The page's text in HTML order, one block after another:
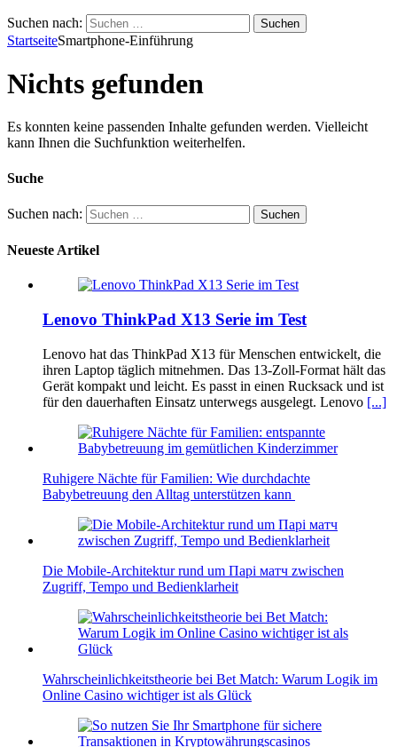
Suchen nach:
StartseiteSmartphone-Einführung
Nichts gefunden
Es konnten keine passenden Inhalte gefunden werden. Vielleicht
kann Ihnen die Suchfunktion weiterhelfen.
Suche
Suchen nach:
Neueste Artikel
Lenovo ThinkPad X13 Serie im Test
Lenovo hat das ThinkPad X13 für Menschen entwickelt, die
ihren Laptop täglich mitnehmen. Das 13-Zoll-Format hält das
Gerät kompakt und leicht. Es passt in einen Rucksack und ist
für den dauerhaften Einsatz unterwegs ausgelegt. Lenovo [...]
Ruhigere Nächte für Familien: Wie durchdachte
Babybetreuung den Alltag unterstützen kann
Die Mobile-Architektur rund um Парі матч zwischen
Zugriff, Tempo und Bedienklarheit
Wahrscheinlichkeitstheorie bei Bet Match: Warum Logik im
Online Casino wichtiger ist als Glück